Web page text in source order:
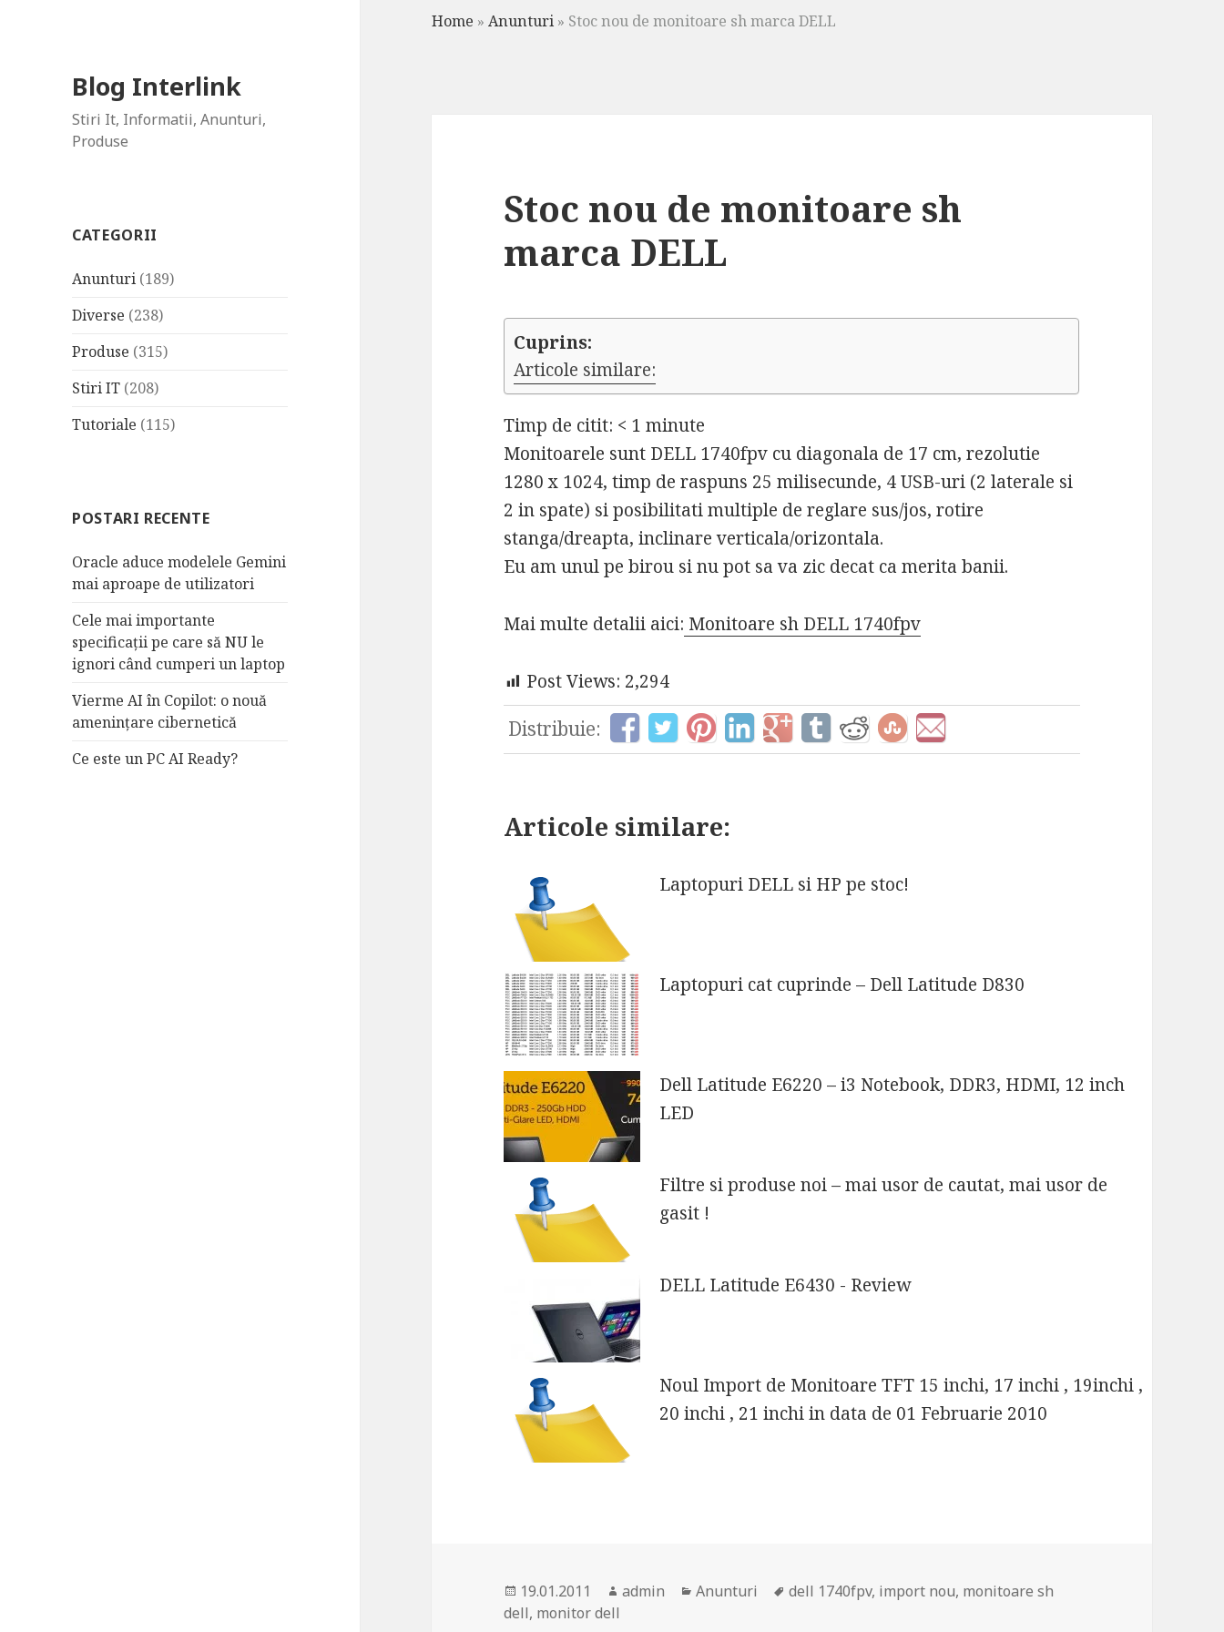
Blog Interlink
Stiri It, Informatii, Anunturi,
Produse
CATEGORII
Anunturi (189)
Diverse (238)
Produse (315)
Stiri IT (208)
Tutoriale (115)
POSTARI RECENTE
Oracle aduce modelele Gemini
mai aproape de utilizatori
Cele mai importante
specificații pe care să NU le
ignori când cumperi un laptop
Vierme AI în Copilot: o nouă
amenințare cibernetică
Ce este un PC AI Ready?
Home »Anunturi » Stoc nou de monitoare sh marca DELL
Stoc nou de monitoare sh
marca DELL
Cuprins:
Articole similare:
Timp de citit: < 1 minute
Monitoarele sunt DELL 1740fpv cu diagonala de 17 cm, rezolutie
1280 x 1024, timp de raspuns 25 milisecunde, 4 USB-uri (2 laterale si
2 in spate) si posibilitati multiple de reglare sus/jos, rotire
stanga/dreapta, inclinare verticala/orizontala.
Eu am unul pe birou si nu pot sa va zic decat ca merita banii.
Mai multe detalii aici: Monitoare sh DELL 1740fpv
Post Views: 2,294
Distribuie:
Articole similare:
Laptopuri DELL si HP pe stoc!
Laptopuri cat cuprinde – Dell Latitude D830
Dell Latitude E6220 – i3 Notebook, DDR3, HDMI, 12 inch
LED
Filtre si produse noi – mai usor de cautat, mai usor de
gasit !
DELL Latitude E6430 - Review
Noul Import de Monitoare TFT 15 inchi, 17 inchi , 19inchi ,
20 inchi , 21 inchi in data de 01 Februarie 2010
Posted
on
19.01.2011 Author
admin Categories
Anunturi Tags
dell 1740fpv, import nou, monitoare sh
dell, monitor dell